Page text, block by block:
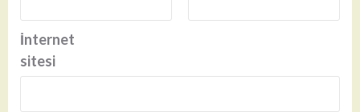
İnternet
sitesi